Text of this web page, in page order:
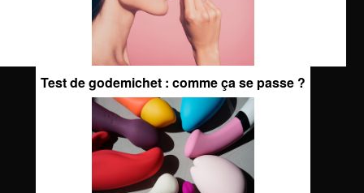
Test de godemichet : comme ça se passe ?